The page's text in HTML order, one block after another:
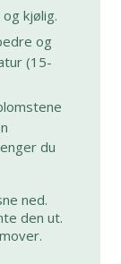
kjølig.
og
(15-
du
ned.
den ut.